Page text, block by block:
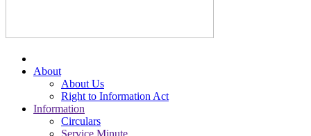
About
About Us
Right to Information Act
Information
Circulars
Service Minute